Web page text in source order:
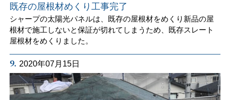
既存の屋根材めくり工事完了
シャープの太陽光パネルは、既存の屋根材をめくり新品の屋
根材で施工しないと保証が切れてしまうため、既存スレート
屋根材をめくりました。
9. 2020年07月15日